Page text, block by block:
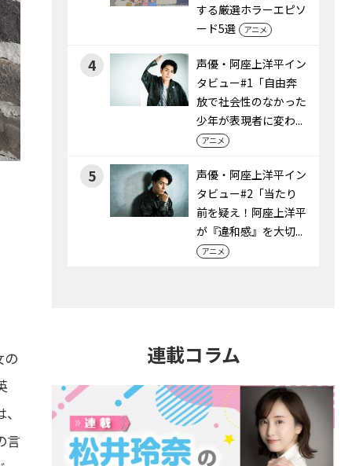
の
言
する厳選ホラーエピソ
ード5選
アニメ
4
声優・阿座上洋平イン
タビュー#1「自由奔
放で社会性のなかった
少年が表現者に変わ...
アニメ
5
声優・阿座上洋平イン
タビュー#2「当たり
前を疑え！阿座上洋平
が『違和感』を大切...
アニメ
連載コラム